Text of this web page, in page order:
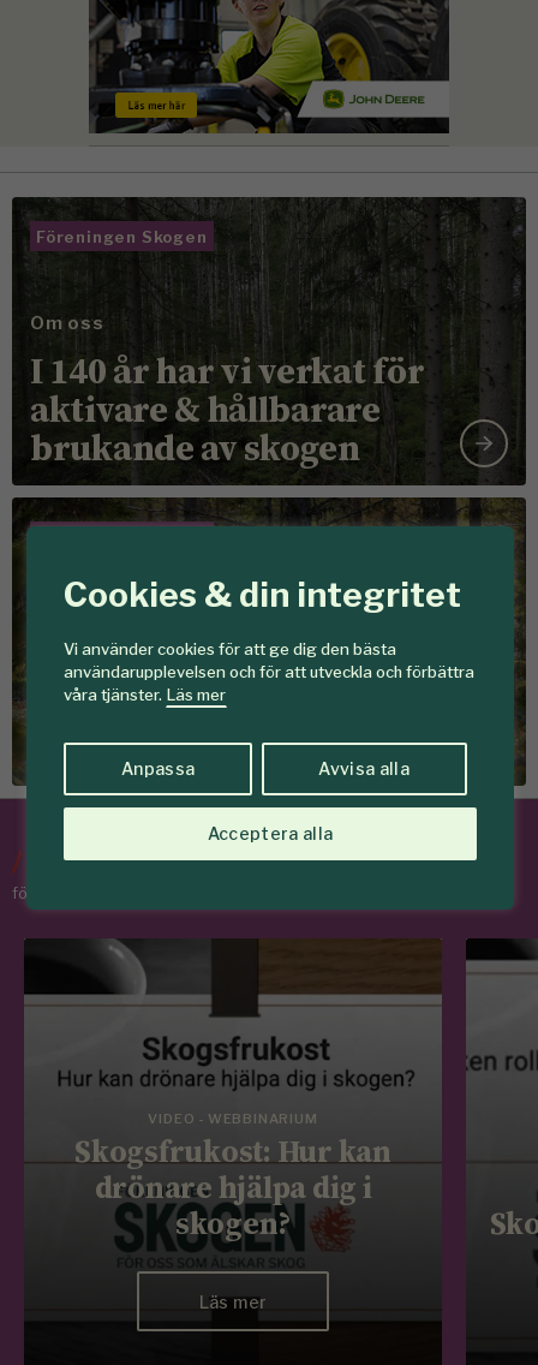
Cookies & din integritet
Vi använder cookies för att ge dig den bästa
användarupplevelsen och för att utveckla och förbättra
våra tjänster. Läs mer
Anpassa Avvisa alla
Acceptera alla
Föreningen Skogen
Om oss
I 140 år har vi verkat för
aktivare & hållbarare
brukande av skogen
Det här vill vi
Tillsammans skapar vi
skogar som ger mer
/Tips & Råd
för skogens medlemmar
VIDEO - WEBBINARIUM
Skogsfrukost: Hur kan
drönare hjälpa dig i
skogen?
Läs mer